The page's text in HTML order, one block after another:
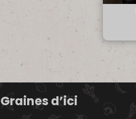
Graines d’ici